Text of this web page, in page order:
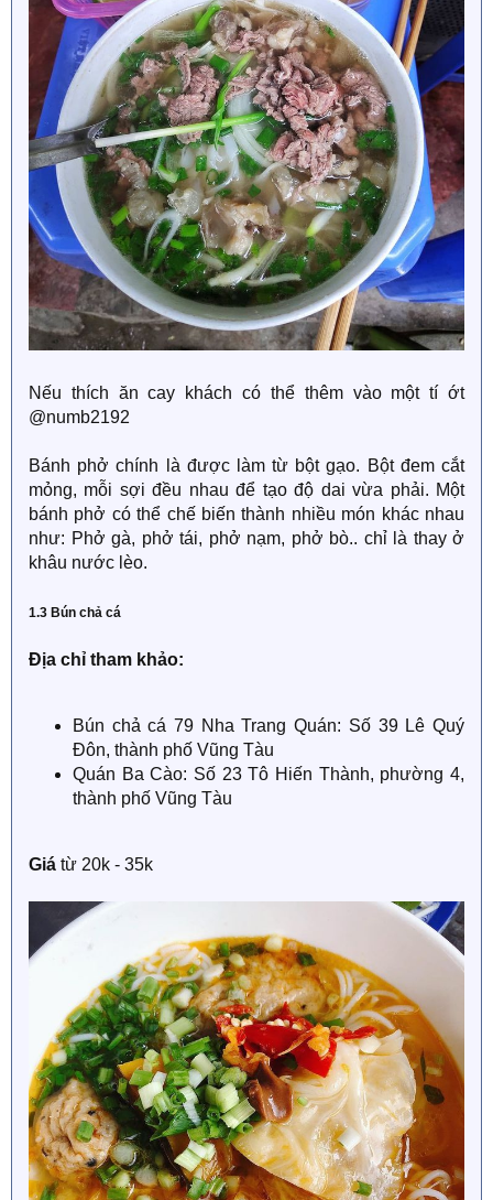
Nếu thích ăn cay khách có thể thêm vào một tí ớt
@numb2192
Bánh phở chính là được làm từ bột gạo. Bột đem cắt
mỏng, mỗi sợi đều nhau để tạo độ dai vừa phải. Một
bánh phở có thể chế biến thành nhiều món khác nhau
như: Phở gà, phở tái, phở nạm, phở bò.. chỉ là thay ở
khâu nước lèo.
1.3 Bún chả cá
Địa chỉ tham khảo:
Bún chả cá 79 Nha Trang Quán: Số 39 Lê Quý
Đôn, thành phố Vũng Tàu
Quán Ba Cào: Số 23 Tô Hiến Thành, phường 4,
thành phố Vũng Tàu
Giá từ 20k - 35k